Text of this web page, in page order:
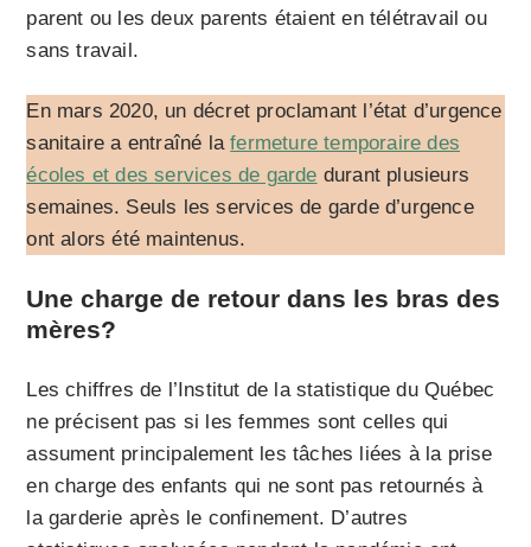
parent ou les deux parents étaient en télétravail ou
sans travail.
En mars 2020, un décret proclamant l’état d’urgence
sanitaire a entraîné lafermeture temporaire des
écoles et des services de garde durant plusieurs
semaines. Seuls les services de garde d’urgence
ont alors été maintenus.
Une charge de retour dans les bras des
mères?
Les chiffres de l’Institut de la statistique du Québec
ne précisent pas si les femmes sont celles qui
assument principalement les tâches liées à la prise
en charge des enfants qui ne sont pas retournés à
la garderie après le confinement. D’autres